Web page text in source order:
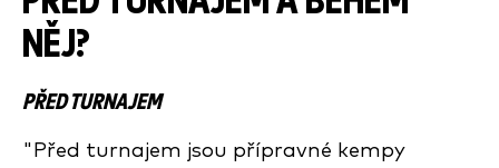
NĚJ?
PŘED TURNAJEM
"Před turnajem jsou přípravné kempy